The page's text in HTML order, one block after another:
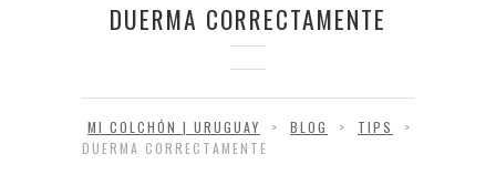
DUERMA CORRECTAMENTE
MI COLCHÓN | URUGUAY > BLOG > TIPS
>
DUERMA CORRECTAMENTE